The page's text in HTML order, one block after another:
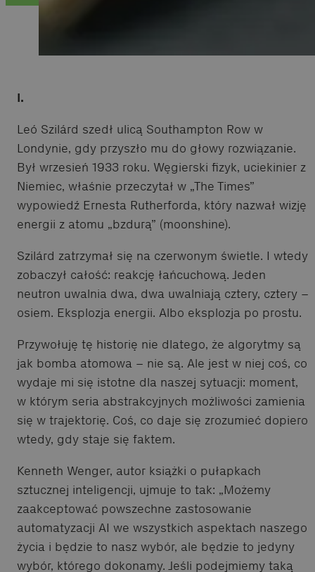
I.
Leó Szilárd szedł ulicą Southampton Row w
Londynie, gdy przyszło mu do głowy rozwiązanie.
Był wrzesień 1933 roku. Węgierski fizyk, uciekinier z
Niemiec, właśnie przeczytał w „The Times”
wypowiedź Ernesta Rutherforda, który nazwał wizję
energii z atomu „bzdurą” (moonshine).
Szilárd zatrzymał się na czerwonym świetle. I wtedy
zobaczył całość: reakcję łańcuchową. Jeden
neutron uwalnia dwa, dwa uwalniają cztery, cztery –
osiem. Eksplozja energii. Albo eksplozja po prostu.
Przywołuję tę historię nie dlatego, że algorytmy są
jak bomba atomowa – nie są. Ale jest w niej coś, co
wydaje mi się istotne dla naszej sytuacji: moment,
w którym seria abstrakcyjnych możliwości zamienia
się w trajektorię. Coś, co daje się zrozumieć dopiero
wtedy, gdy staje się faktem.
Kenneth Wenger, autor książki o pułapkach
sztucznej inteligencji, ujmuje to tak: „Możemy
zaakceptować powszechne zastosowanie
automatyzacji AI we wszystkich aspektach naszego
życia i będzie to nasz wybór, ale będzie to jedyny
wybór, którego dokonamy. Jeśli podejmiemy taką